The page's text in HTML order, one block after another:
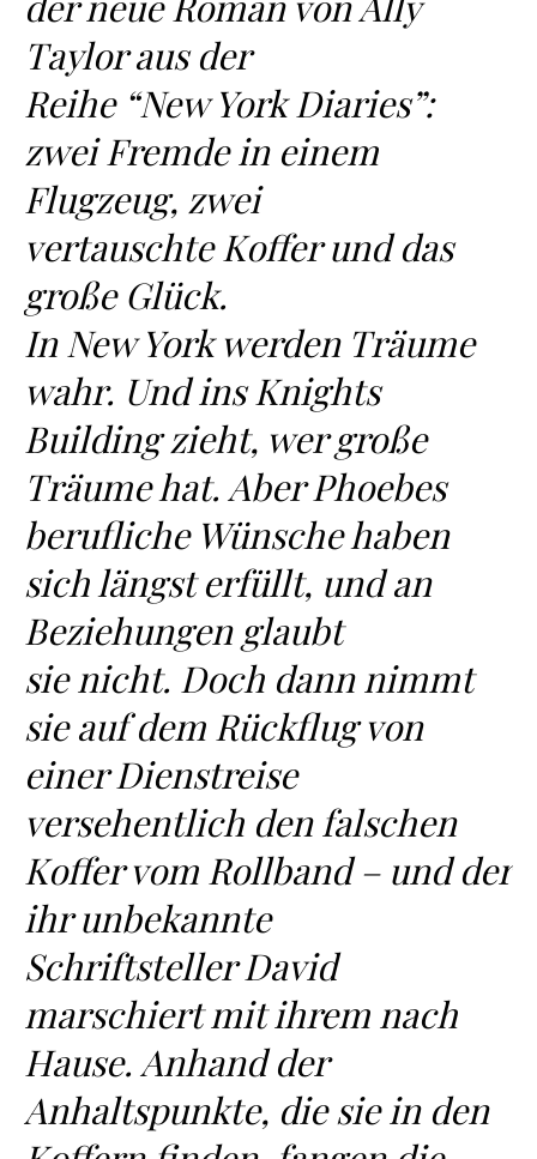
Taylor aus der
Reihe “New York Diaries”:
zwei Fremde in einem
Flugzeug, zwei
vertauschte Koffer und das
große Glück.
In New York werden Träume
wahr. Und ins Knights
Building zieht, wer große
Träume hat. Aber Phoebes
berufliche Wünsche haben
sich längst erfüllt, und an
Beziehungen glaubt
sie nicht. Doch dann nimmt
sie auf dem Rückflug von
einer Dienstreise
versehentlich den falschen
Koffer vom Rollband – und der
ihr unbekannte
Schriftsteller David
marschiert mit ihrem nach
Hause. Anhand der
Anhaltspunkte, die sie in den